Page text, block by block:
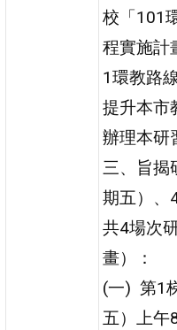
校「101
程實施計
1環教路
提升本市
辦理本研
三、旨揭
期五）、
共4場次
畫）：
(一) 第1
五）上午